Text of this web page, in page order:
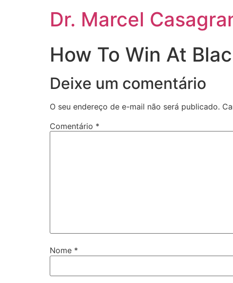
Dr. Marcel
How To Win At
Deixe um comentário
O seu endereço de e-mail não será publicado.
Comentário *
Nome *